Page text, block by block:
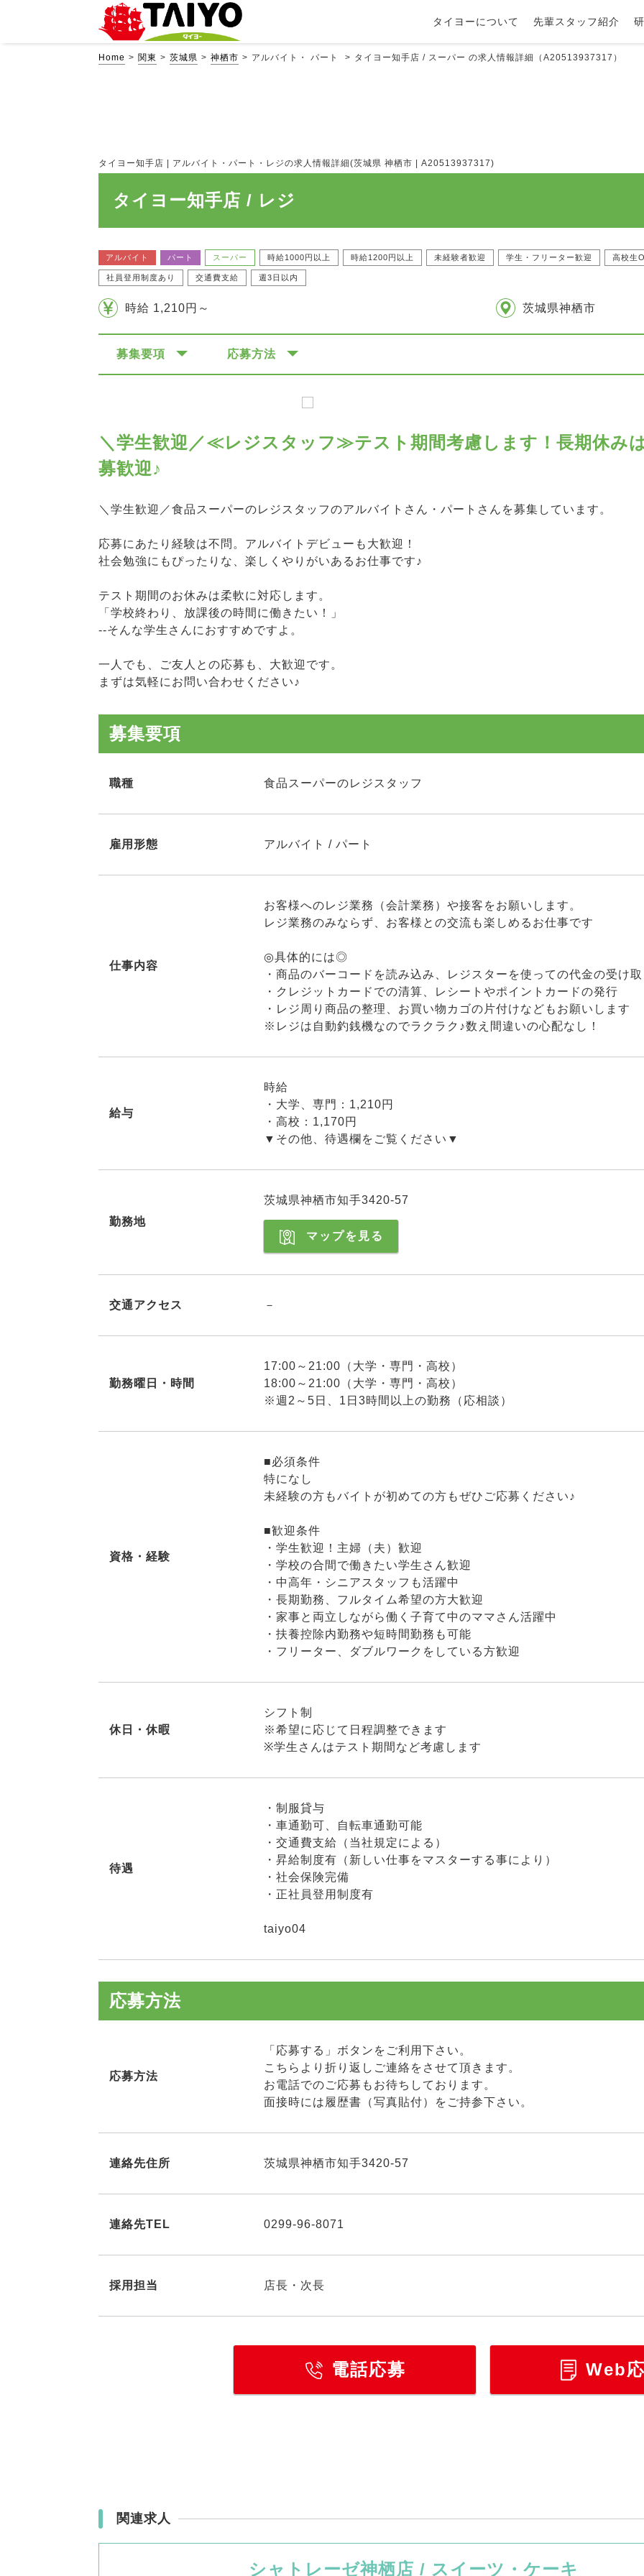
タイヨーについて 先輩スタッフ紹介
Home 関東 茨城県 神栖市 アルバイト・ パート タイヨー知手店 / スーパー の求人情報詳細（A20513937317）
タイヨー知手店 | アルバイト・パート・レジの求人情報詳細(茨城県 神栖市 | A20513937317)
タイヨー知手店 / レジ
アルバイト パート スーパー 時給1000円以上 時給1200円以上 未経験者歓迎 学生・フリーター歓迎 高校生
社員登用制度あり 交通費支給 週3日以内
時給 1,210円～ 茨城県神栖市
募集要項 応募方法
＼学生歓迎／≪レジスタッフ≫テスト期間考慮します！長期休み
募歓迎♪
＼学生歓迎／食品スーパーのレジスタッフのアルバイトさん・パートさんを募集しています。
応募にあたり経験は不問。アルバイトデビューも大歓迎！
社会勉強にもぴったりな、楽しくやりがいあるお仕事です♪
テスト期間のお休みは柔軟に対応します。
「学校終わり、放課後の時間に働きたい！」
--そんな学生さんにおすすめですよ。
一人でも、ご友人との応募も、大歓迎です。
まずは気軽にお問い合わせください♪
募集要項
職種 食品スーパーのレジスタッフ
雇用形態 アルバイト / パート
仕事内容
お客様へのレジ業務（会計業務）や接客をお願いします。
レジ業務のみならず、お客様との交流も楽しめるお仕事です
◎具体的には◎
・商品のバーコードを読み込み、レジスターを使っての代金の受け
・クレジットカードでの清算、レシートやポイントカードの発行
・レジ周り商品の整理、お買い物カゴの片付けなどもお願いします
※レジは自動釣銭機なのでラクラク♪数え間違いの心配なし！
給与
時給
・大学、専門：1,210円
・高校：1,170円
▼その他、待遇欄をご覧ください▼
勤務地
茨城県神栖市知手3420-57
マップを見る
交通アクセス －
勤務曜日・時間
17:00～21:00（大学・専門・高校）
18:00～21:00（大学・専門・高校）
※週2～5日、1日3時間以上の勤務（応相談）
資格・経験
■必須条件
特になし
未経験の方もバイトが初めての方もぜひご応募ください♪
■歓迎条件
・学生歓迎！主婦（夫）歓迎
・学校の合間で働きたい学生さん歓迎
・中高年・シニアスタッフも活躍中
・長期勤務、フルタイム希望の方大歓迎
・家事と両立しながら働く子育て中のママさん活躍中
・扶養控除内勤務や短時間勤務も可能
・フリーター、ダブルワークをしている方歓迎
休日・休暇
シフト制
※希望に応じて日程調整できます
※学生さんはテスト期間など考慮します
待遇
・制服貸与
・車通勤可、自転車通勤可能
・交通費支給（当社規定による）
・昇給制度有（新しい仕事をマスターする事により）
・社会保険完備
・正社員登用制度有
taiyo04
応募方法
応募方法
「応募する」ボタンをご利用下さい。
こちらより折り返しご連絡をさせて頂きます。
お電話でのご応募もお待ちしております。
面接時には履歴書（写真貼付）をご持参下さい。
連絡先住所 茨城県神栖市知手3420-57
連絡先TEL 0299-96-8071
採用担当 店長・次長
電話応募 Web
関連求人
シャトレーゼ神栖店 / スイーツ・ケーキ